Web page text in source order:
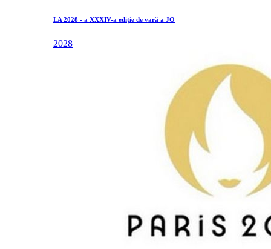
LA 2028 - a XXXIV-a ediție de vară a JO
2028